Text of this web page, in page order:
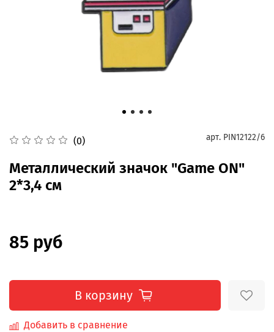
(0) арт. PIN12122/6
Металлический значок "Game ON"
2*3,4 см
85 руб
В корзину
Добавить в сравнение